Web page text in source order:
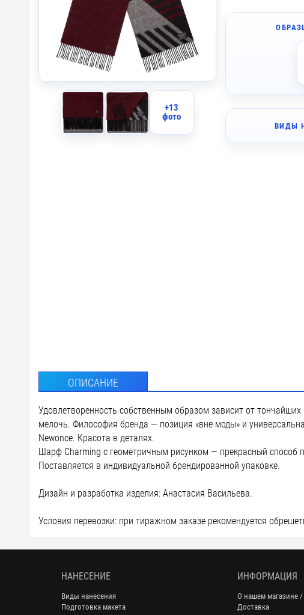
+13
фото
ВИДЫ
ОПИСАНИЕ
Удовлетворенность собственным образом зависит от
мелочь. Философия бренда — позиция «вне моды» и
Newonce. Красота в деталях.
Шарф Charming с геометричным рисунком — прекрасный способ
Поставляется в индивидуальной брендированной упаковке.
Дизайн и разработка изделия: Анастасия Васильева.
Условия перевозки: при тиражном заказе рекомендуется
НАНЕСЕНИЕ
Виды нанесения
Подготовка макета
ИНФОРМАЦИЯ
О нашем магазине
Доставка